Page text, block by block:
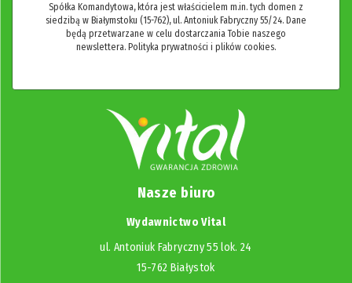
Spółka Komandytowa, która jest właścicielem m.in. tych domen z
siedzibą w Białymstoku (15-762), ul. Antoniuk Fabryczny 55/24. Dane
będą przetwarzane w celu dostarczania Tobie naszego
newslettera. Polityka prywatności i plików cookies.
Nasze biuro
Wydawnictwo Vital
ul. Antoniuk Fabryczny 55 lok. 24
15-762 Białystok